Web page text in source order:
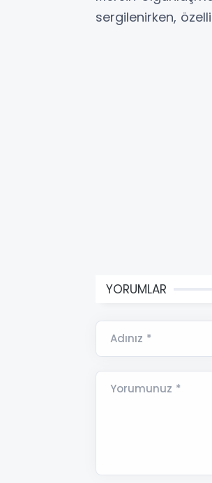
sergilenirken,
YORUMLAR
Adınız *
Yorumunuz *